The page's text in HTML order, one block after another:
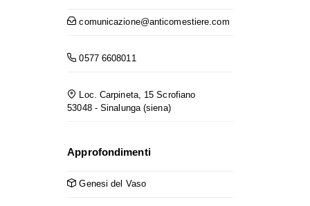
comunicazione@anticomestiere.com
0577 6608011
Loc. Carpineta, 15 Scrofiano
53048 - Sinalunga (siena)
Approfondimenti
Genesi del Vaso